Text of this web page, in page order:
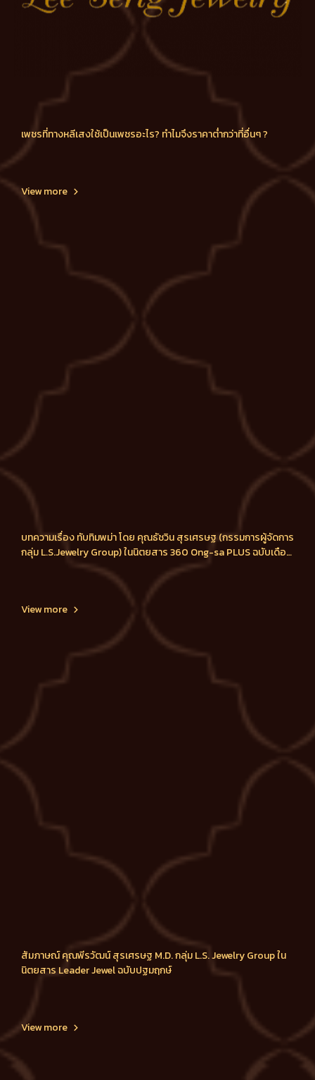
เพชรที่ทางหลีเสงใช้เป็นเพชรอะไร? ทำไมจึงราคาต่ำกว่าที่อื่นๆ ?
View more
บทความเรื่อง ทับทิมพม่า โดย คุณธัชวิน สุรเศรษฐ (กรรมการผู้จัดการ
กลุ่ม L.S.Jewelry Group) ในนิตยสาร 360 Ong-sa PLUS ฉบับเดือน
View more
สัมภาษณ์ คุณพีรวัฒน์ สุรเศรษฐ M.D. กลุ่ม L.S. Jewelry Group ใน
นิตยสาร Leader Jewel ฉบับปฐมฤกษ์
View more